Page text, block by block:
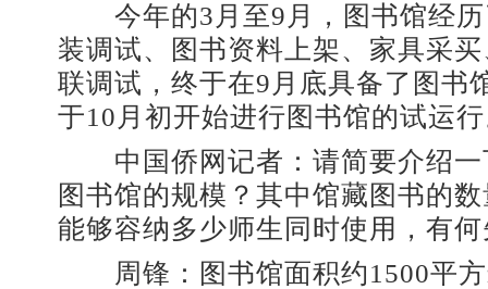
今年的3月至9月，图书馆经历
装调试、图书资料上架、家具采
联调试，终于在9月底具备了图书
于10月初开始进行图书馆的试运
中国侨网记者：请简要介绍一
图书馆的规模？其中馆藏图书的
能够容纳多少师生同时使用，有
周锋：图书馆面积约1500平方